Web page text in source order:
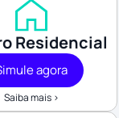
Residencial
agora
Saiba mais >